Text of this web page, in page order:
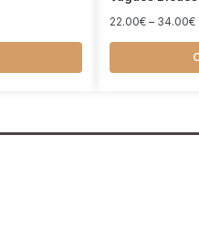
22.00€ – 34.00€